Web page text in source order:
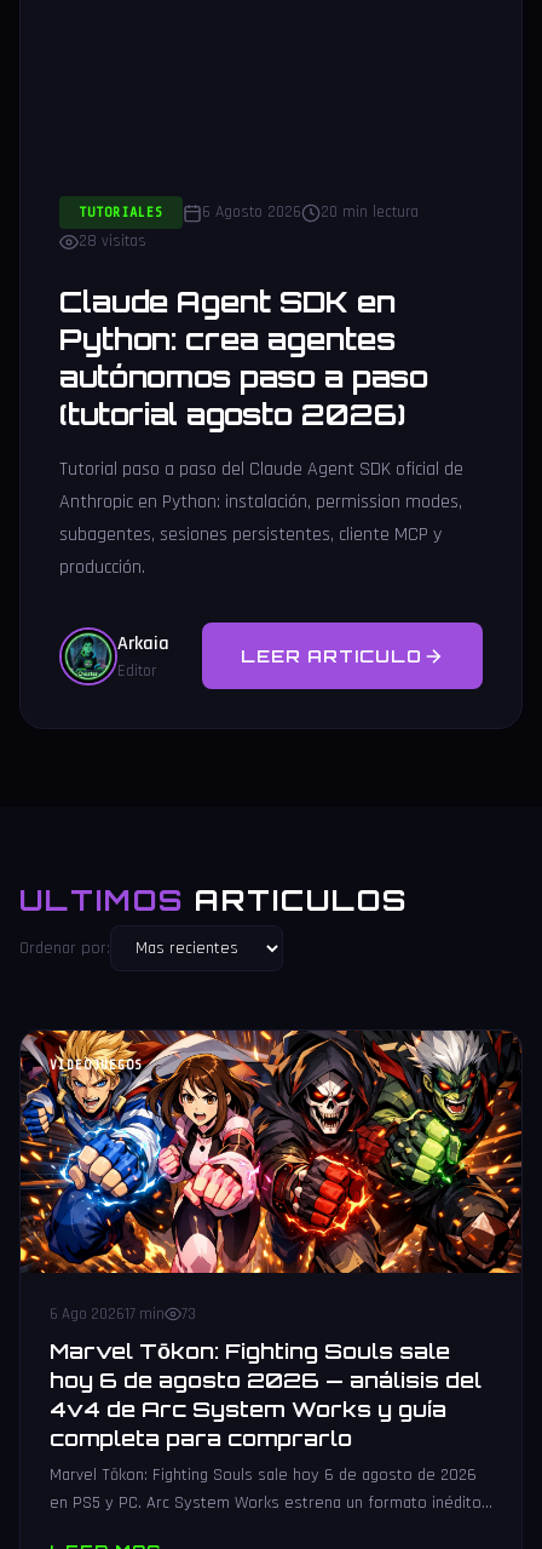
TUTORIALES 6 Agosto 2026
20 min lectura
28 visitas
Claude Agent SDK en
Python: crea agentes
autónomos paso a paso
(tutorial agosto 2026)
Tutorial paso a paso del Claude Agent SDK oficial de
Anthropic en Python: instalación, permission modes,
subagentes, sesiones persistentes, cliente MCP y
producción.
Arkaia
Editor
LEER ARTICULO
ULTIMOS ARTICULOS
Ordenar por:
VIDEOJUEGOS
6 Ago 202617 min 73
Marvel Tōkon: Fighting Souls sale
hoy 6 de agosto 2026 — análisis del
4v4 de Arc System Works y guía
completa para comprarlo
Marvel Tōkon: Fighting Souls sale hoy 6 de agosto de 2026
en PS5 y PC. Arc System Works estrena un formato inédito